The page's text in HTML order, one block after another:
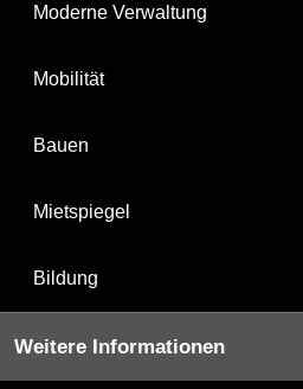
Moderne Verwaltung
Mobilität
Bauen
Mietspiegel
Bildung
Weitere Informationen